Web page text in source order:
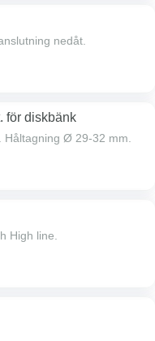
nedåt.
för diskbänk
Ø 29-32 mm.
High line.